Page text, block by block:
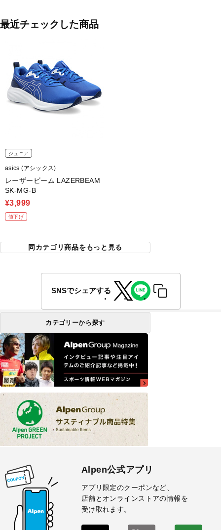
最近チェックした商品
ジュニア
asics (アシックス)
レーザービーム LAZERBEAM
SK-MG-B
¥3,999
値下げ
同カテゴリ商品をもっと見る
SNSでシェアする
カテゴリーから探す
Alpen公式アプリ
アプリ限定のクーポンなど、
店舗とオンラインストアの情報を
受け取れます。